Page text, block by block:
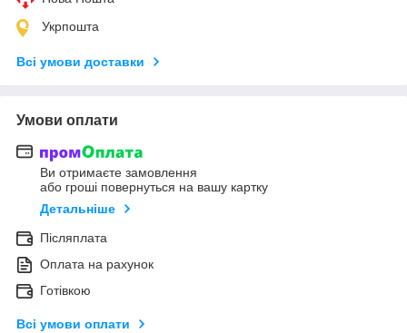
Укрпошта
Всі умови доставки
Умови оплати
Ви отримаєте замовлення
або гроші повернуться на вашу картку
Детальніше
Післяплата
Оплата на рахунок
Готівкою
Всі умови оплати